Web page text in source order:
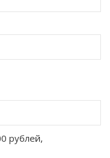
рублей,